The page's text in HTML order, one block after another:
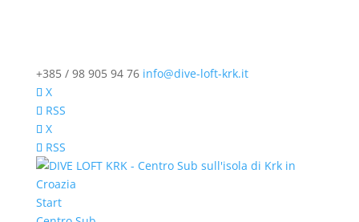
+385 / 98 905 94 76 info@dive-loft-krk.it
X
RSS
X
RSS
Start